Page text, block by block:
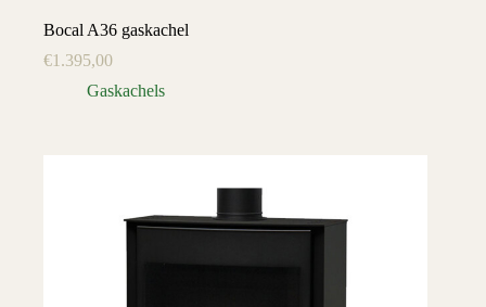
Bocal A36 gaskachel
€1.395,00
Gaskachels